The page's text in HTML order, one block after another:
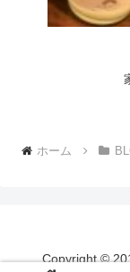
ホーム
Copyright ©